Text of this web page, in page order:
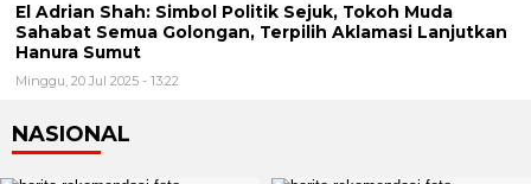
El Adrian Shah: Simbol Politik Sejuk, Tokoh Muda
Sahabat Semua Golongan, Terpilih Aklamasi Lanjutkan
Hanura Sumut
Minggu, 20 Jul 2025 - 13:22
NASIONAL